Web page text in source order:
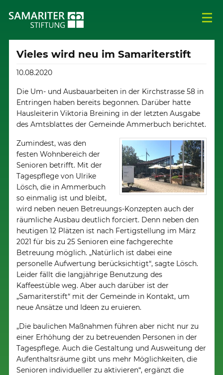
Vieles wird neu im Samariterstift
10.08.2020
Die Um- und Ausbauarbeiten in der Kirchstrasse 58 in
Entringen haben bereits begonnen. Darüber hatte
Hausleiterin Viktoria Breining in der letzten Ausgabe
des Amtsblattes der Gemeinde Ammerbuch berichtet.
Zumindest, was den
festen Wohnbereich der
Senioren betrifft. Mit der
Tagespflege von Ulrike
Lösch, die in Ammerbuch
so einmalig ist und bleibt,
wird neben neuen Betreuungs-Konzepten auch der
räumliche Ausbau deutlich forciert. Denn neben den
heutigen 12 Plätzen ist nach Fertigstellung im März
2021 für bis zu 25 Senioren eine fachgerechte
Betreuung möglich. „Natürlich ist dabei eine
personelle Aufwertung berücksichtigt“, sagte Lösch.
Leider fällt die langjährige Benutzung des
Kaffeestüble weg. Aber auch darüber ist der
„Samariterstift“ mit der Gemeinde in Kontakt, um
neue Ansätze und Ideen zu eruieren.
„Die baulichen Maßnahmen führen aber nicht nur zu
einer Erhöhung der zu betreuenden Personen in der
Tagespflege. Auch die Gestaltung und Ausweitung der
Aufenthaltsräume gibt uns mehr Möglichkeiten, die
Senioren individueller zu aktivieren“, ergänzt die